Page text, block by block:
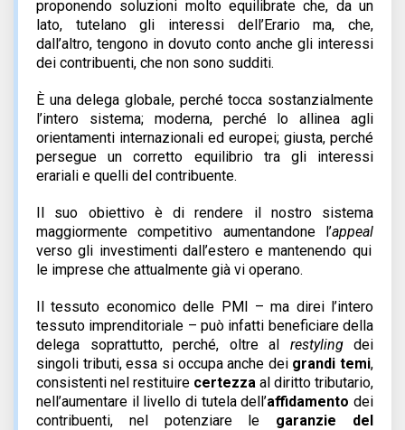
proponendo soluzioni molto equilibrate che, da un
lato, tutelano gli interessi dell’Erario ma, che,
dall’altro, tengono in dovuto conto anche gli interessi
dei contribuenti, che non sono sudditi.
È una delega globale, perché tocca sostanzialmente
l’intero sistema; moderna, perché lo allinea agli
orientamenti internazionali ed europei; giusta, perché
persegue un corretto equilibrio tra gli interessi
erariali e quelli del contribuente.
Il suo obiettivo è di rendere il nostro sistema
maggiormente competitivo aumentandone l’appeal
verso gli investimenti dall’estero e mantenendo qui
le imprese che attualmente già vi operano.
Il tessuto economico delle PMI – ma direi l’intero
tessuto imprenditoriale – può infatti beneficiare della
delega soprattutto, perché, oltre al restyling dei
singoli tributi, essa si occupa anche dei grandi temi,
consistenti nel restituire certezza al diritto tributario,
nell’aumentare il livello di tutela dell’affidamento dei
contribuenti, nel potenziare le garanzie del